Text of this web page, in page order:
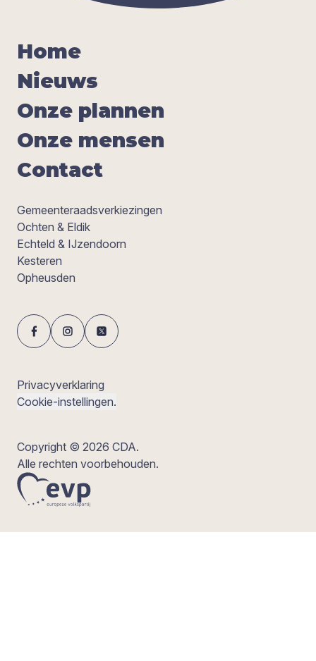
Home
Nieuws
Onze plan­nen
Onze men­sen
Con­tact
Gemeenteraadsverkiezingen
Ochten & Eldik
Echteld & IJzendoorn
Kesteren
Opheusden
Privacyverklaring
Cookie-instellingen.
Copyright © 2026 CDA.
Alle rechten voorbehouden.